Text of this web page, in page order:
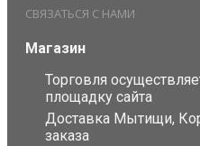
СВЯЗАТЬСЯ С НАМИ
Магазин
Торговля
площадку сайта
Доставка Мытищи,
заказа